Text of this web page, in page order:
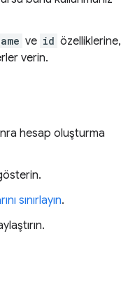
ve id özelliklerine,
verin.
hesap oluşturma
sınırlayın.